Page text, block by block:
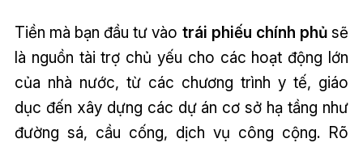
Tiền mà bạn đầu tư vào trái phiếu chính phủsẽ
là nguồn tài trợ chủ yếu cho các hoạt động lớn
của nhà nước, từ các chương trình y tế, giáo
dục đến xây dựng các dự án cơ sở hạ tầng như
đường sá, cầu cống, dịch vụ công cộng. Rõ